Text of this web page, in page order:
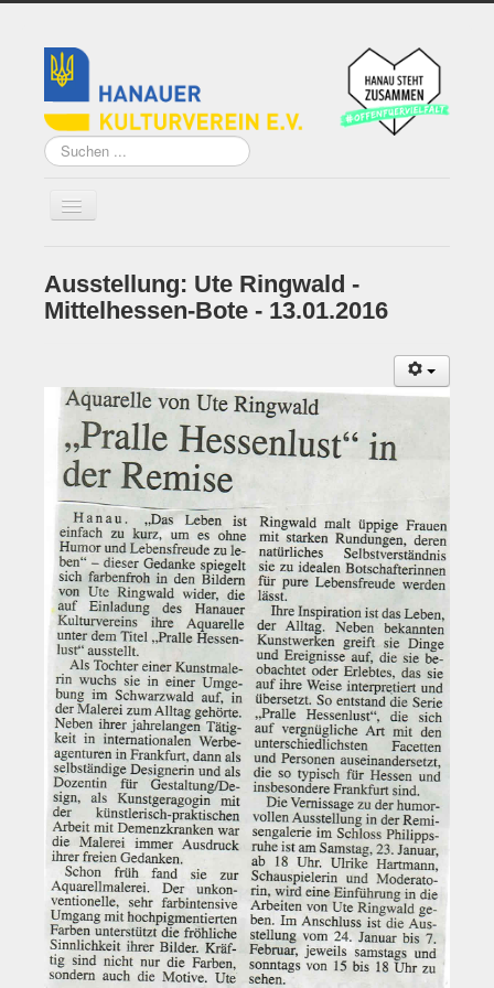
Suchen
...
Home
Über uns
Künstler*innen der
Remise
Grundsatzprogramm
Historie
Impressum
Mitglieder-Info
Sonderpreis Kultur
Veranstaltungen
Aktuell
Regelmäßig
Jahresüberblick
Archiv
Remisengalerie
Räumlichkeiten
Ausstellung: Ute Ringwald -
Mittelhessen-Bote - 13.01.2016